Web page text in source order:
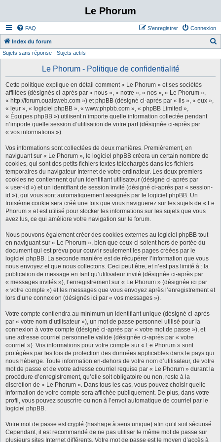
Le Phorum
FAQ Connexion
S’enregistrer
Index du forum
Sujets sans réponse Sujets actifs
Le Phorum - Politique de confidentialité
Cette politique explique en détail comment « Le Phorum » et ses sociétés
affiliées (désignés ci-après par « nous », « notre », « nos », « Le Phorum »,
« http://forum.ouaisweb.com ») et phpBB (désigné ci-après par « ils », « eux »,
« leur », « logiciel phpBB », « www.phpbb.com », « phpBB Limited »,
« Équipes phpBB ») utilisent n’importe quelle information collectée pendant
n’importe quelle session d’utilisation de votre part (désignée ci-après par
« vos informations »).
Vos informations sont collectées de deux manières. Premièrement, en
naviguant sur « Le Phorum », le logiciel phpBB créera un certain nombre de
cookies, qui sont des petits fichiers textes téléchargés dans les fichiers
temporaires du navigateur Internet de votre ordinateur. Les deux premiers
cookies ne contiennent qu’un identifiant utilisateur (désigné ci-après par
« user-id ») et un identifiant de session invité (désigné ci-après par « session-
id »), qui vous sont automatiquement assignés par le logiciel phpBB. Un
troisième cookie sera créé une fois que vous naviguerez sur les sujets de « Le
Phorum » et est utilisé pour stocker les informations sur les sujets que vous
avez lus, ce qui améliore votre navigation sur le forum.
Nous pouvons également créer des cookies externes au logiciel phpBB tout
en naviguant sur « Le Phorum », bien que ceux-ci soient hors de portée du
document qui est prévu pour couvrir seulement les pages créées par le
logiciel phpBB. La seconde manière est de récupérer l’information que vous
nous envoyez et que nous collectons. Ceci peut être, et n’est pas limité à : la
publication de message en tant qu’utilisateur invité (désignée ci-après par
« messages invités »), l’enregistrement sur « Le Phorum » (désignée ici par
« votre compte ») et les messages que vous envoyez après l’enregistrement et
lors d’une connexion (désignés ici par « vos messages »).
Votre compte contiendra au minimum un identifiant unique (désigné ci-après
par « votre nom d’utilisateur »), un mot de passe personnel utilisé pour la
connexion à votre compte (désigné ci-après par « votre mot de passe »), et
une adresse courriel personnelle valide (désignée ci-après par « votre
courriel »). Vos informations pour votre compte sur « Le Phorum » sont
protégées par les lois de protection des données applicables dans le pays qui
nous héberge. Toute information en-dehors de votre nom d’utilisateur, de votre
mot de passe et de votre adresse courriel requise par « Le Phorum » durant la
procédure d’enregistrement, qu’elle soit obligatoire ou non, reste à la
discrétion de « Le Phorum ». Dans tous les cas, vous pouvez choisir quelle
information de votre compte sera affichée publiquement. De plus, dans votre
profil, vous pouvez souscrire ou non à l’envoi automatique de courriel par le
logiciel phpBB.
Votre mot de passe est crypté (hashage à sens unique) afin qu’il soit sécurisé.
Cependant, il est recommandé de ne pas utiliser le même mot de passe sur
plusieurs sites Internet différents. Votre mot de passe est le moyen d’accès à